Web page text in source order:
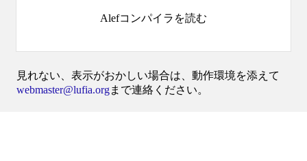
Alefコンパイラを読む
見れない、表示がおかしい場合は、動作環境を添えて
webmaster@lufia.orgまで連絡ください。